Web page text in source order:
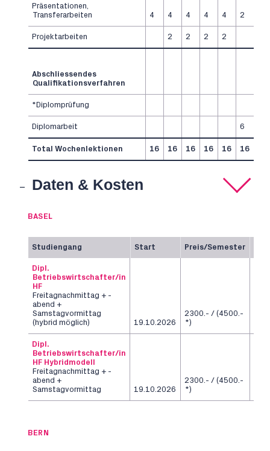
Präsentationen,
Transferarbeiten
4 4 4 4 4 2
Projektarbeiten 2 2 2 2
Abschliessendes
Qualifikationsverfahren
*Diplomprüfung
Diplomarbeit 6
Total Wochenlektionen 16 16 16 16 16 16
Daten & Kosten
BASEL
Studiengang Start Preis/Semester
Dipl.
Betriebswirtschafter/in
HF
Freitagnachmittag + -
abend +
Samstagvormittag
(hybrid möglich)
19.10.2026
2300.- / (4500.-
*)
Dipl.
Betriebswirtschafter/in
HF Hybridmodell
Freitagnachmittag + -
abend +
Samstagvormittag
19.10.2026
2300.- / (4500.-
*)
BERN